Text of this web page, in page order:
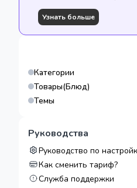
Узнать больше
Категории
Товары(Блюд)
Темы
Руководства
Руководство по
Как сменить тариф?
Служба поддержки